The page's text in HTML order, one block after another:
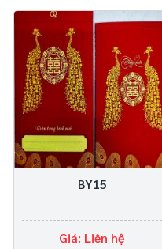
BY15
Giá: Liên hệ